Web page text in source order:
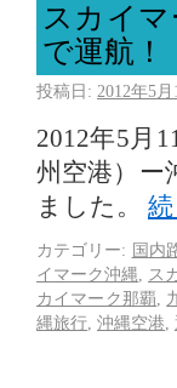
スカイ
で運航！
投稿日: 2012年5月
2012年5月
州空港）ー
ました。
カテゴリー: 国内
イマーク沖縄
ス
カイマーク那覇
縄旅行 沖縄空港